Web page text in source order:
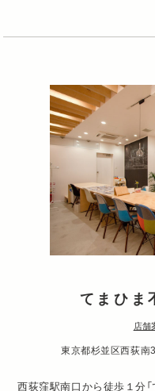
てまひま
店舗
東京都杉並区西荻南
西荻窪駅南口から徒歩１分